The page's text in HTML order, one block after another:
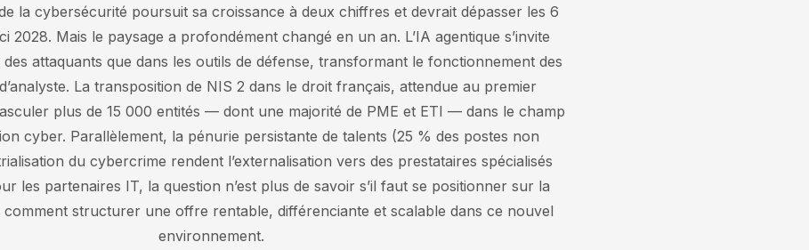
la cybersécurité poursuit sa croissance à deux chiffres et devrait dépasser les 6
2028. Mais le paysage a profondément changé en un an. L’IA agentique s’invite
des attaquants que dans les outils de défense, transformant le fonctionnement des
La transposition de NIS 2 dans le droit français, attendue au premier
plus de 15 000 entités — dont une majorité de PME et ETI — dans le champ
cyber. Parallèlement, la pénurie persistante de talents (25 % des postes non
du cybercrime rendent l’externalisation vers des prestataires spécialisés
les partenaires IT, la question n’est plus de savoir s’il faut se positionner sur la
structurer une offre rentable, différenciante et scalable dans ce nouvel
environnement.